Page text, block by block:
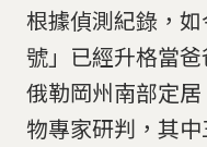
根據偵測紀錄，
號」已經升格當
俄勒岡州南部定
物專家研判，其